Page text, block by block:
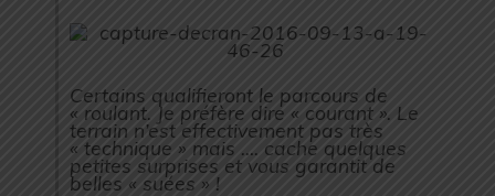
Certains qualifieront le parcours de
« roulant. Je préfère dire « courant ». Le
terrain n’est effectivement pas très
« technique » mais …. cache quelques
petites surprises et vous garantit de
belles « suées » !